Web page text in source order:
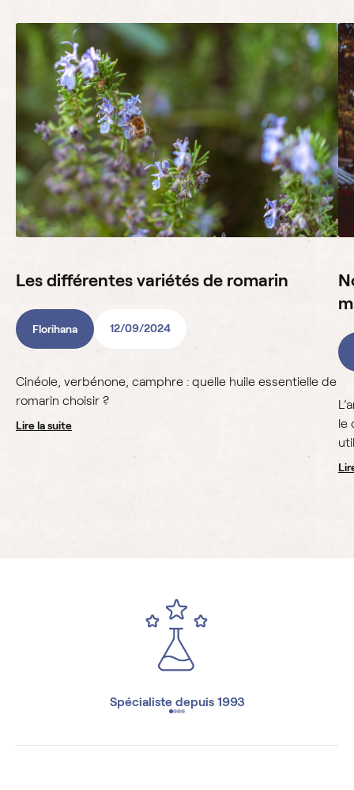
Les différentes variétés de romarin
Florihana 12/09/2024
Cinéole, verbénone, camphre : quelle huile essentielle de
romarin choisir ?
lire la suite
le
Spécialiste depuis 1993